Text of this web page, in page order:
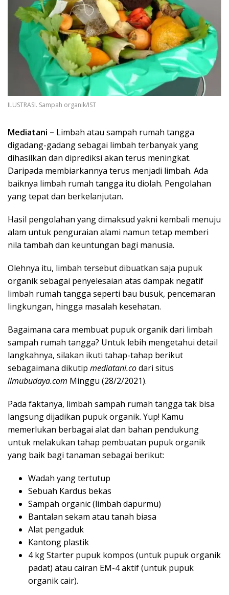
ILUSTRASI. Sampah organik/IST
Mediatani – Limbah atau sampah rumah tangga
digadang-gadang sebagai limbah terbanyak yang
dihasilkan dan diprediksi akan terus meningkat.
Daripada membiarkannya terus menjadi limbah. Ada
baiknya limbah rumah tangga itu diolah. Pengolahan
yang tepat dan berkelanjutan.
Hasil pengolahan yang dimaksud yakni kembali menuju
alam untuk penguraian alami namun tetap memberi
nila tambah dan keuntungan bagi manusia.
Olehnya itu, limbah tersebut dibuatkan saja pupuk
organik sebagai penyelesaian atas dampak negatif
limbah rumah tangga seperti bau busuk, pencemaran
lingkungan, hingga masalah kesehatan.
Bagaimana cara membuat pupuk organik dari limbah
sampah rumah tangga? Untuk lebih mengetahui detail
langkahnya, silakan ikuti tahap-tahap berikut
sebagaimana dikutip mediatani.codari situs
ilmubudaya.com Minggu (28/2/2021).
Pada faktanya, limbah sampah rumah tangga tak bisa
langsung dijadikan pupuk organik. Yup! Kamu
memerlukan berbagai alat dan bahan pendukung
untuk melakukan tahap pembuatan pupuk organik
yang baik bagi tanaman sebagai berikut:
Wadah yang tertutup
Sebuah Kardus bekas
Sampah organic (limbah dapurmu)
Bantalan sekam atau tanah biasa
Alat pengaduk
Kantong plastik
4 kg Starter pupuk kompos (untuk pupuk organik
padat) atau cairan EM-4 aktif (untuk pupuk
organik cair).